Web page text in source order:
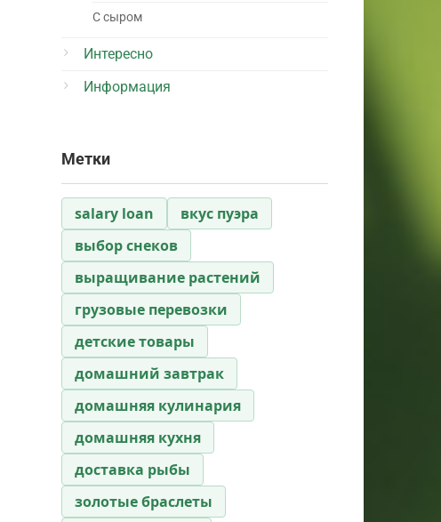
С сыром
Интересно
Информация
Метки
salary loan
вкус пуэра
выбор снеков
выращивание растений
грузовые перевозки
детские товары
домашний завтрак
домашняя кулинария
домашняя кухня
доставка рыбы
золотые браслеты